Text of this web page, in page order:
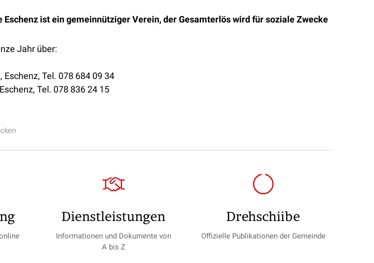
Eschenz ist ein gemeinnütziger Verein, der Gesamterlös wird für soziale Zwecke
Jahr über:
Eschenz, Tel. 078 684 09 34
Tel. 078 836 24 15
Dienst­leistungen
Informationen und Dokumente von
A bis Z
Drehschiibe
Offizielle Publikationen der Gemeinde